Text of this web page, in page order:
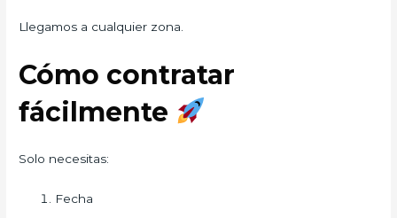
Llegamos a cualquier zona.
Cómo contratar
fácilmente
Solo necesitas:
Fecha